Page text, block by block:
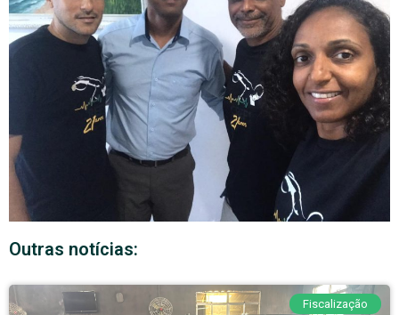
Outras notícias:
Fiscalização